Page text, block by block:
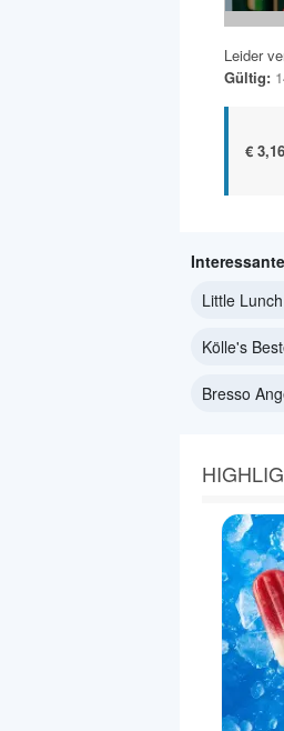
Leider
Gültig:
€
Little
Kölle's
Bresso